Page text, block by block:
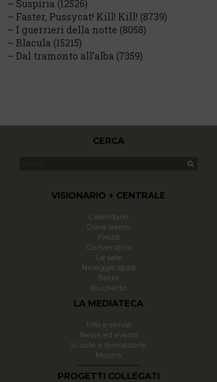
– Suspiria (12526)
– Faster, Pussycat! Kill! Kill! (8739)
– I guerrieri della notte (8058)
– Blacula (15215)
– Dal tramonto all’alba (7359)
CERCA
VISIONARIO + CENTRALE
Calendario
Dove siamo
Prezzi
Convenzioni
Le sale
Noleggio spazi
Bistrò
Bu.chetto
LA MEDIATECA
Info e servizi
News ed eventi
Scuole e formazione
Mostre
PROGETTI COLLEGATI